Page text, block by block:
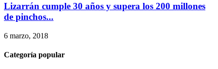
Lizarrán cumple 30 años y supera los 200 millones
de pinchos...
6 marzo, 2018
Categoría popular